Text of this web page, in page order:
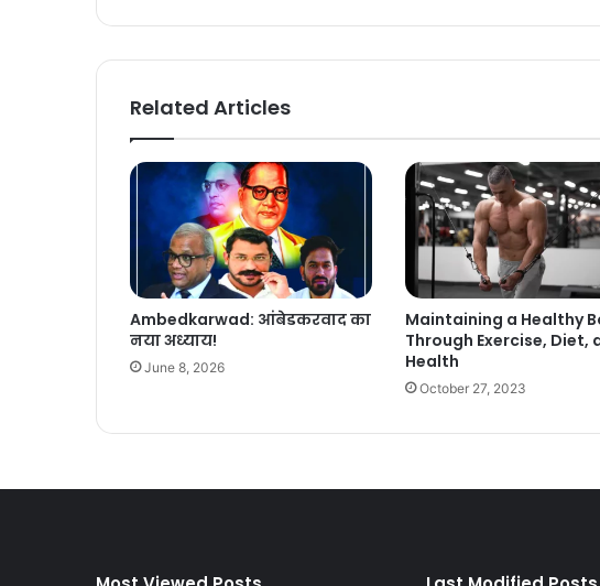
Related Articles
Ambedkarwad: आंबेडकरवाद का
नया अध्याय!
June 8, 2026
Maintaining a Healthy
Through Exercise, Diet,
Health
October 27, 2023